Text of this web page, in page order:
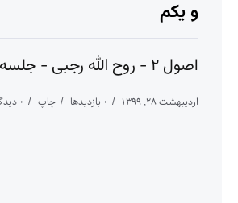
و یکم
اصول ۲ - روح الله رجبی - جلسه پنجاه و یکم
اردیبهشت ۲۸, ۱۳۹۹ ۰ بازدیدها چاپ ۰ دیدگاه ها